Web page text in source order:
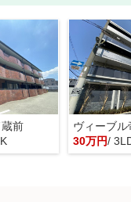
前
ヴィーブル
30万円/